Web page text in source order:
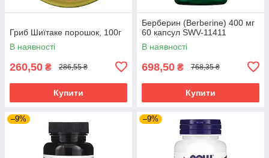
Гриб Шиїтаке порошок, 100г
В наявності
260,50 ₴ 286,55 ₴
Купити
Берберин (Berberine) 400 мг
60 капсул SWV-11411
В наявності
698,50 ₴ 768,35 ₴
Купити
–9% –9%